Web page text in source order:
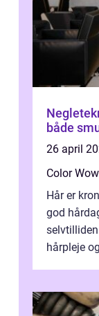
Negletekniker når dine
både
26 april
Color
Hår er
god
hårpleje